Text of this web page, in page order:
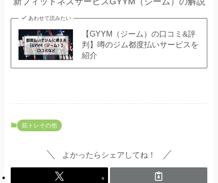
あわせて読みたい
【GYYM（ジーム）の口コミ&評
判】噂のジム都度払いサービスを
紹介
筋トレその他
よかったらシェアしてね！